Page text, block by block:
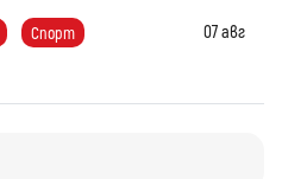
Спорт 07 авг